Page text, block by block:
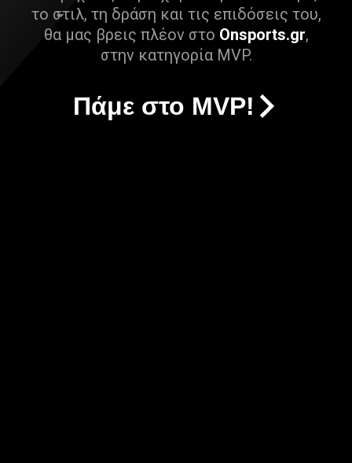
το στιλ, τη δράση και τις επιδόσεις του,
θα μας βρεις πλέον στο Onsports.gr,
στην κατηγορία MVP.
Πάμε στο MVP!